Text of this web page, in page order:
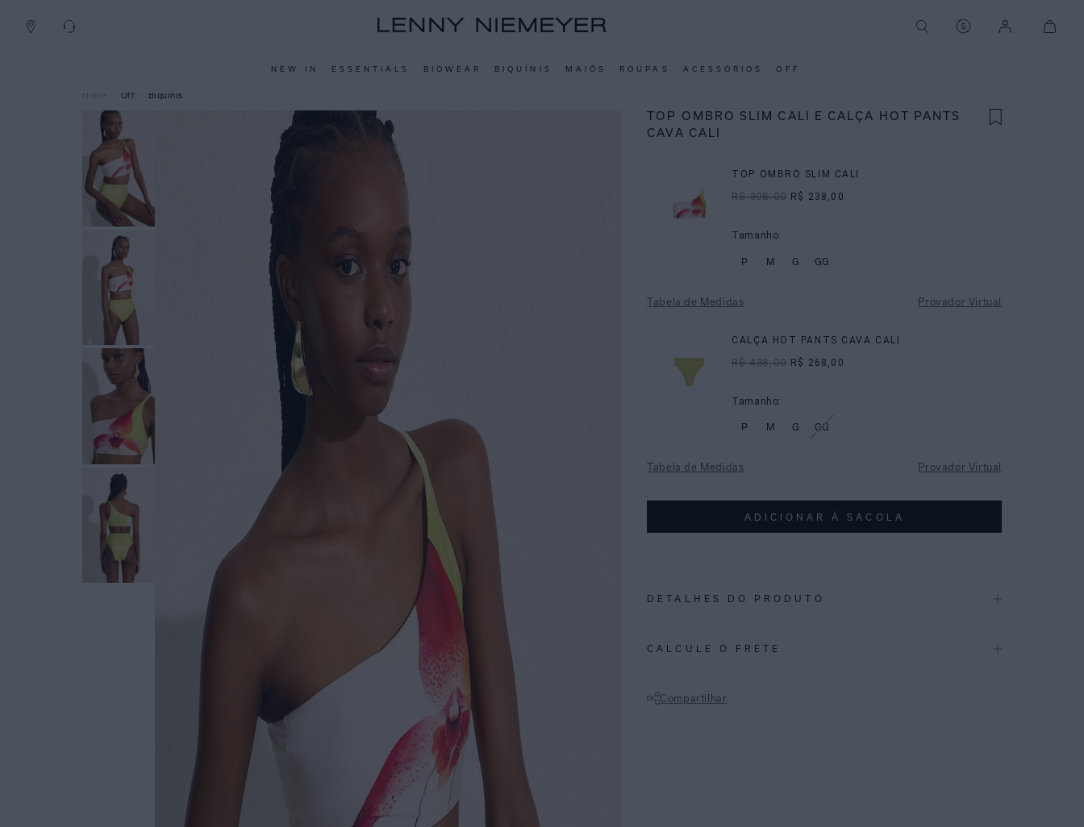
NEW IN ESSENTIALS BIOWEAR BIQUÍNIS MAIÔS ROUPAS ACESSÓRIOS OFF
Off Biquínis
TOP OMBRO SLIM CALI E CALÇA HOT PANTS
CAVA CALI
TOP OMBRO SLIM CALI
R$ 398,00 R$ 238,00
Tamanho:
P M G GG
Tabela de Medidas Provador Virtual
CALÇA HOT PANTS CAVA CALI
R$ 438,00 R$ 268,00
Tamanho:
P M G GG
Tabela de Medidas Provador Virtual
ADICIONAR À SACOLA
DETALHES DO PRODUTO
COMPOSIÇÃO
CALCULE O FRETE
Compartilhar